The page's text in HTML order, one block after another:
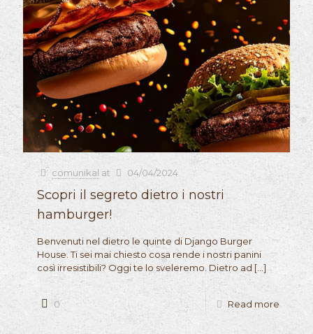
comunikal at 04/04/2024
Scopri il segreto dietro i nostri
hamburger!
Benvenuti nel dietro le quinte di Django Burger
House. Ti sei mai chiesto cosa rende i nostri panini
così irresistibili? Oggi te lo sveleremo. Dietro ad […]
0 Read more